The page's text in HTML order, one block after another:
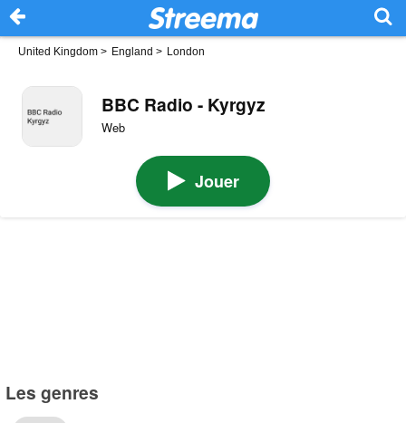
United Kingdom > England > London
BBC Radio - Kyrgyz
Web
Jouer
Les genres